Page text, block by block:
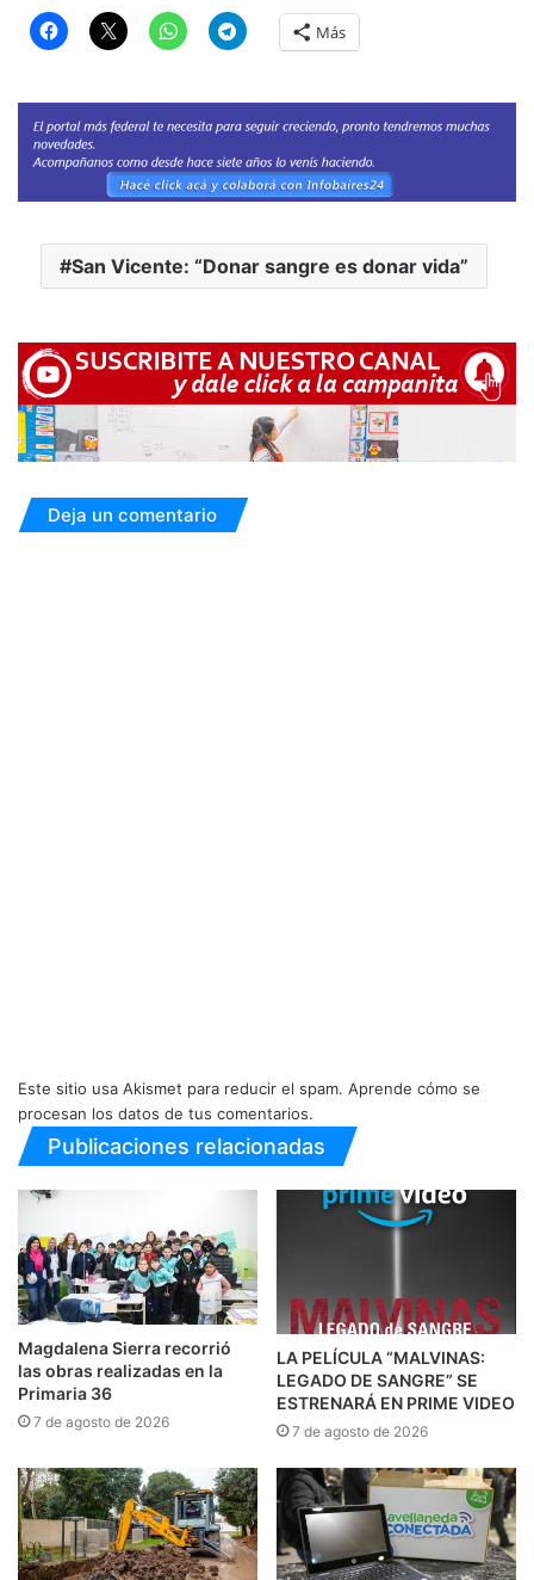
Más
San Vicente: “Donar sangre es donar vida”
Deja un comentario
Este sitio usa Akismet para reducir el spam. Aprende cómo se
procesan los datos de tus comentarios.
Publicaciones relacionadas
Magdalena Sierra recorrió
las obras realizadas en la
Primaria 36
7 de agosto de 2026
LA PELÍCULA “MALVINAS:
LEGADO DE SANGRE” SE
ESTRENARÁ EN PRIME VIDEO
7 de agosto de 2026